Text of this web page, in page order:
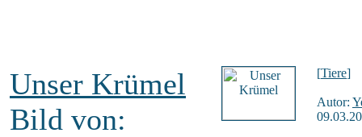
Unser Krümel
Bild von:
[Tiere]
Autor: